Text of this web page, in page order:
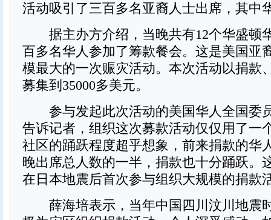
活动吸引了三百多名亚裔人士出席，其中
据主办方介绍，当晚共有12个华盛顿
百多名华人参加了筹款餐会。这是美国亚
模最大的一次赈灾活动。本次活动以捐款
募集到35000多美元。
参与发起此次活动的美国华人全国委
告诉记者，组织这次募款活动仅仅用了一
社区的踊跃程度超乎想象，前来捐款的华
晚出席总人数的一半，捐款也十分踊跃。
在日本地震后首次参与组织大规模的捐款
薛海培表示，当年中国四川汶川地震